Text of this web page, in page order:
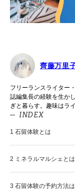
齊藤万里
フリーランスライター
誌編集長の経験を生か
ぎと暮らす。趣味はラ
INDEX
1 石留体験とは
2 ミネラルマルシェとは
3 石留体験の予約方法は